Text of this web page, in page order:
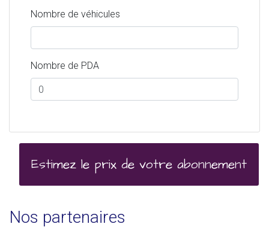
Nombre de véhicules
Nombre de PDA
Estimez le prix de votre abonnement
Nos partenaires